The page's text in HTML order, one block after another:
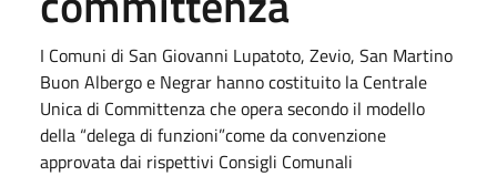
I Comuni di San Giovanni Lupatoto, Zevio, San Martino
Buon Albergo e Negrar hanno costituito la Centrale
Unica di Committenza che opera secondo il modello
della “delega di funzioni”come da convenzione
approvata dai rispettivi Consigli Comunali